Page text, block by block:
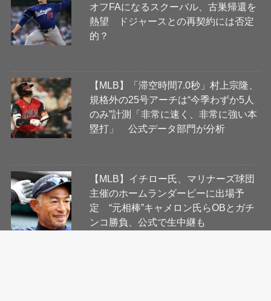
オフFAになるスクーバル、古巣帰還を
熱望 ドジャースとの再契約には否定
的？
【MLB】「滞空時間7.0秒」村上宗隆、
規格外の25号アーチは“今季わずか5人
のみ”計測「非常に速く、非常に強い本
塁打」 公式データ部門が分析
【MLB】イチロー氏、マリナーズ球団
主催のホームランダービーに出場予
定 “元相棒”キャメロン氏らOBとガチ
ンコ勝負、公式で生中継も